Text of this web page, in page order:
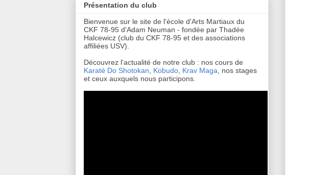
Présentation du club
Bienvenue sur le site de l'école d'Arts Martiaux du
CKF 78-95 d'Adam Neuman - fondée par Thadée
Halcewicz (club du CKF 78-95 et des associations
affiliées USV).
Découvrez l'actualité de notre club : nos cours de
Karaté Do Shotokan
Kobudo Krav Maga , nos stages
et ceux auxquels nous participons.